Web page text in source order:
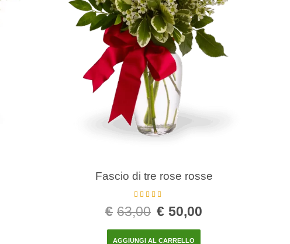
Fascio di tre rose rosse
su 5
€ 63,00 € 50,00
AGGIUNGI AL CARRELLO